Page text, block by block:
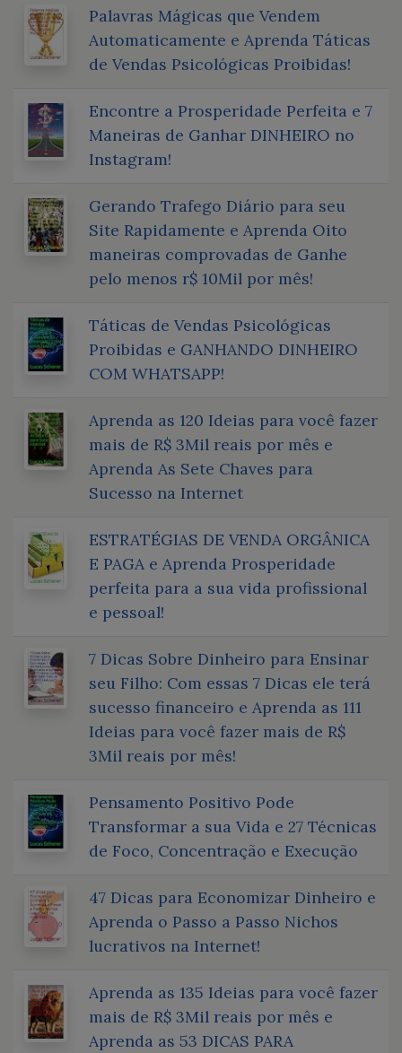
Palavras Mágicas que Vendem
Automaticamente e Aprenda Táticas
de Vendas Psicológicas Proibidas!
Encontre a Prosperidade Perfeita e 7
Maneiras de Ganhar DINHEIRO no
Instagram!
Gerando Trafego Diário para seu
Site Rapidamente e Aprenda Oito
maneiras comprovadas de Ganhe
pelo menos r$ 10Mil por mês!
Táticas de Vendas Psicológicas
Proibidas e GANHANDO DINHEIRO
COM WHATSAPP!
Aprenda as 120 Ideias para você fazer
mais de R$ 3Mil reais por mês e
Aprenda As Sete Chaves para
Sucesso na Internet
ESTRATÉGIAS DE VENDA ORGÂNICA
E PAGA e Aprenda Prosperidade
perfeita para a sua vida profissional
e pessoal!
7 Dicas Sobre Dinheiro para Ensinar
seu Filho: Com essas 7 Dicas ele terá
sucesso financeiro e Aprenda as 111
Ideias para você fazer mais de R$
3Mil reais por mês!
Pensamento Positivo Pode
Transformar a sua Vida e 27 Técnicas
de Foco, Concentração e Execução
47 Dicas para Economizar Dinheiro e
Aprenda o Passo a Passo Nichos
lucrativos na Internet!
Aprenda as 135 Ideias para você fazer
mais de R$ 3Mil reais por mês e
Aprenda as 53 DICAS PARA